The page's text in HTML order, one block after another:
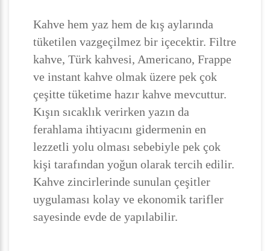
Kahve hem yaz hem de kış aylarında
tüketilen vazgeçilmez bir içecektir. Filtre
kahve, Türk kahvesi, Americano, Frappe
ve instant kahve olmak üzere pek çok
çeşitte tüketime hazır kahve mevcuttur.
Kışın sıcaklık verirken yazın da
ferahlama ihtiyacını gidermenin en
lezzetli yolu olması sebebiyle pek çok
kişi tarafından yoğun olarak tercih edilir.
Kahve zincirlerinde sunulan çeşitler
uygulaması kolay ve ekonomik tarifler
sayesinde evde de yapılabilir.